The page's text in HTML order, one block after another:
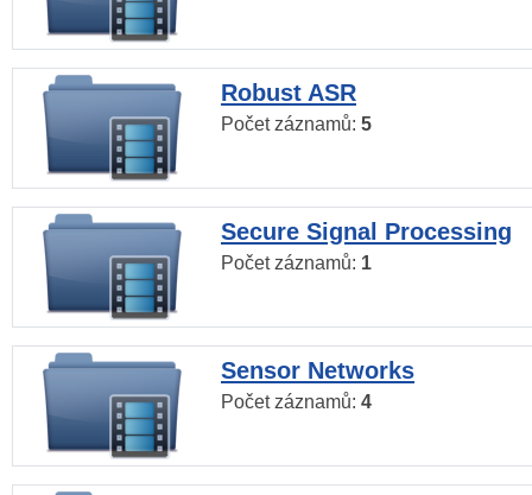
Robust ASR
Počet záznamů: 5
Secure Signal Processing
Počet záznamů: 1
Sensor Networks
Počet záznamů: 4